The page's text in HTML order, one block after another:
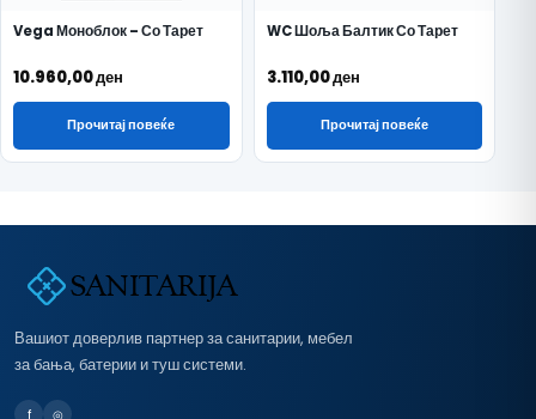
Vega Моноблок – Со Тарет
10.960,00ден
Прочитај повеќе
WC Шоља Балтик Со Тарет
3.110,00ден
Прочитај повеќе
Вашиот доверлив партнер за санитарии, мебел
за бања, батерии и туш системи.
f ◎